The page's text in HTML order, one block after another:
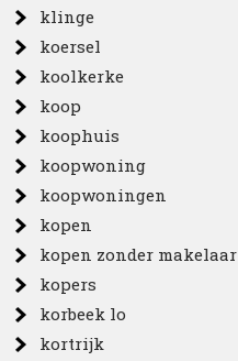
klinge
koersel
koolkerke
koop
koophuis
koopwoning
koopwoningen
kopen
kopen zonder makelaar
kopers
korbeek lo
kortrijk